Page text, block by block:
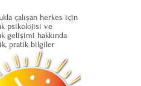
çalışan herkes için
psikolojisi ve
gelişimi hakkında
pratik bilgiler